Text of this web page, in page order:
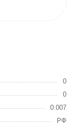
0
0
0.007
РФ